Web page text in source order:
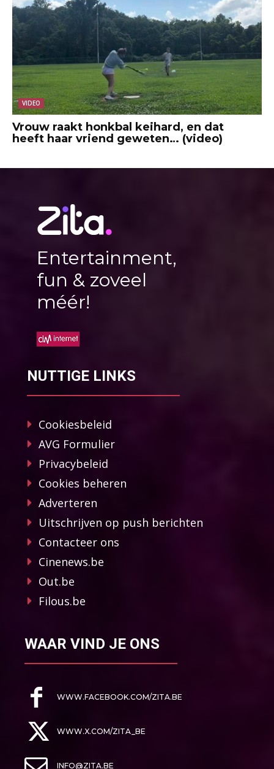
VIDEO
Vrouw raakt honkbal keihard, en dat
heeft haar vriend geweten… (video)
Entertainment,
fun & zoveel
méér!
NUTTIGE LINKS
Cookiesbeleid
AVG Formulier
Privacybeleid
Cookies beheren
Adverteren
Uitschrijven op push berichten
Contacteer ons
Cinenews.be
Out.be
Filous.be
WAAR VIND JE ONS
WWW.FACEBOOK.COM/ZITA.BE
WWW.X.COM/ZITA_BE
INFO@ZITA.BE